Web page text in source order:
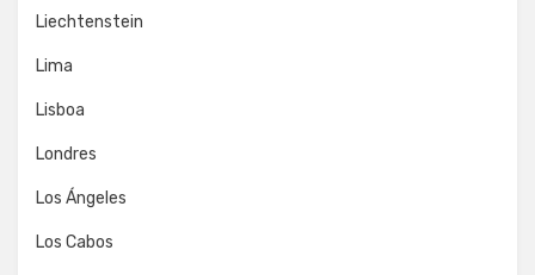
Liechtenstein
Lima
Lisboa
Londres
Los Ángeles
Los Cabos